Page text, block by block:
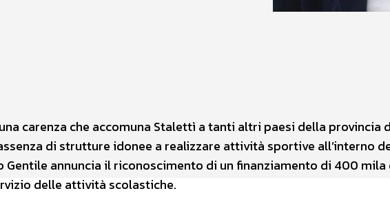
carenza che accomuna Stalettì a tanti altri paesi della provincia
di strutture idonee a realizzare attività sportive all’interno
Gentile annuncia il riconoscimento di un finanziamento di 400 mila
delle attività scolastiche.